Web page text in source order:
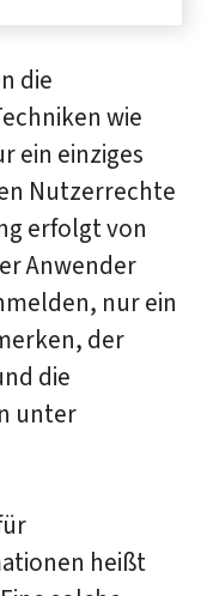
die
wie
ein einziges
Nutzerrechte
erfolgt von
Anwender
nur ein
der
die
unter
heißt